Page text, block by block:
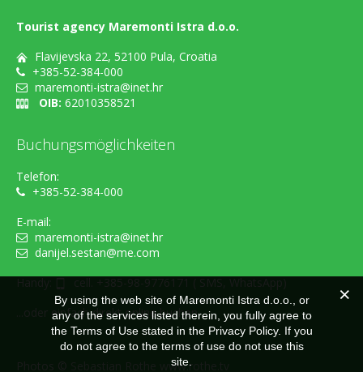
Tourist agency Maremonti Istra d.o.o.
Flavijevska 22, 52100 Pula, Croatia
+385-52-384-000
maremonti-istra@inet.hr
OIB: 62010358521
Buchungsmöglichkeiten
Telefon:
+385-52-384-000
E-mail:
maremonti-istra@inet.hr
danijel.sestan@me.com
...oder einfach direkt online buchen
Sebastian Rothe www.rothe.tv
By using the web site of Maremonti Istra d.o.o., or
any of the services listed therein, you fully agree to
the Terms of Use stated in the Privacy Policy. If you
do not agree to the terms of use do not use this
site.